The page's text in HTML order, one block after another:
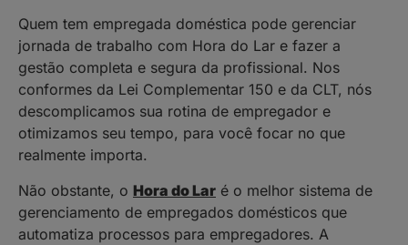
Quem tem empregada doméstica pode gerenciar
jornada de trabalho com Hora do Lar e fazer a
gestão completa e segura da profissional. Nos
conformes da Lei Complementar 150 e da CLT, nós
descomplicamos sua rotina de empregador e
otimizamos seu tempo, para você focar no que
realmente importa.
Não obstante, o Hora do Lar é o melhor sistema de
gerenciamento de empregados domésticos que
automatiza processos para empregadores. A